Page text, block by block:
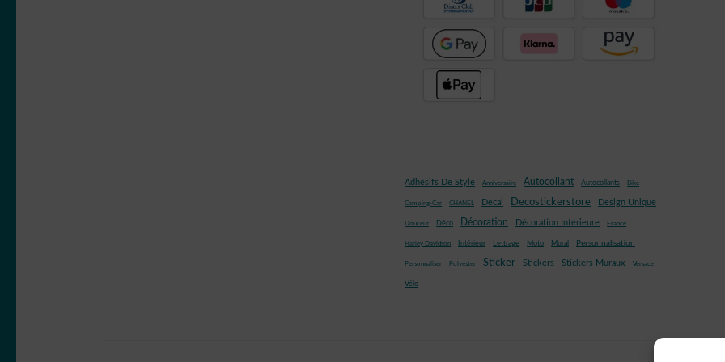
Adhésifs De Style Anniversaire Autocollant Autocollants Bike
Camping-Car CHANEL Decal Decostickerstore Design Unique
Douceur Déco Décoration Décoration Intérieure France
Harley Davidson Intérieur Lettrage Moto Mural Personnalisation
Personnaliser Polyester Sticker Stickers Stickers Muraux Versace
Vélo